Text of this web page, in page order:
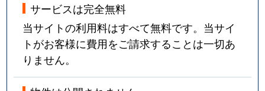
サービスは完全無料
当サイトの利用料はすべて無料です。当サイ
トがお客様に費用をご請求することは一切あ
りません。